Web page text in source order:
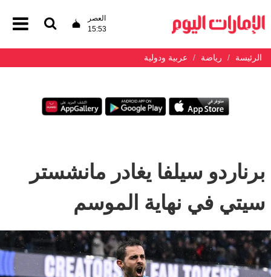
العصر
15:53
الرئيسة رياضة عربية ودولية
برناردو سيلفا يغادر مانشستر
سيتي في نهاية الموسم